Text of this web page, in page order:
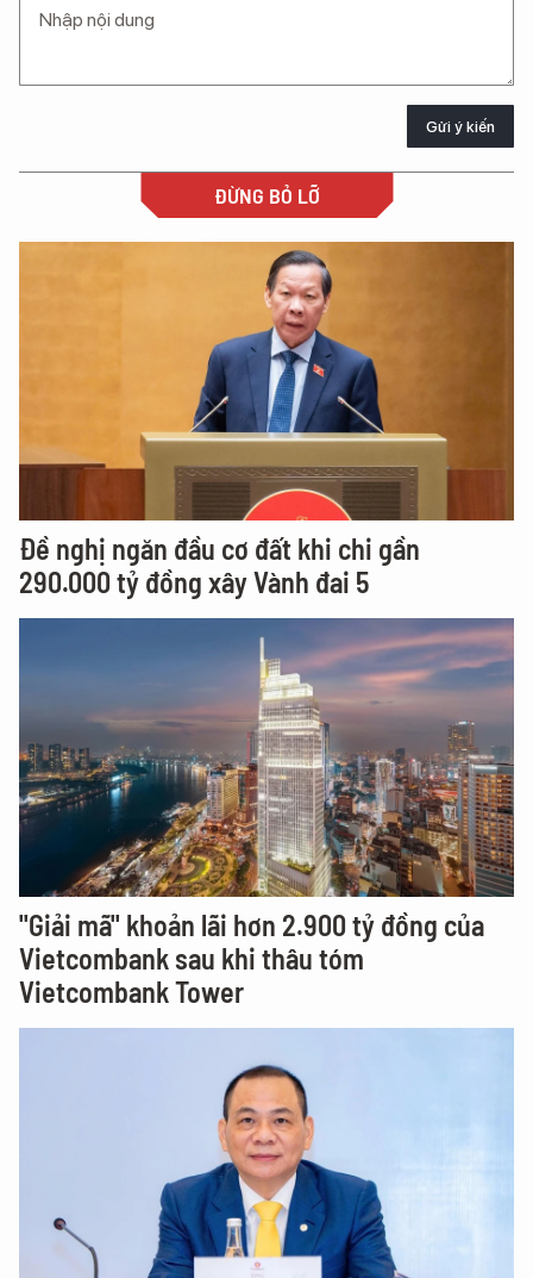
Gửi ý kiến
ĐỪNG BỎ LỠ
Đề nghị ngăn đầu cơ đất khi chi gần
290.000 tỷ đồng xây Vành đai 5
"Giải mã" khoản lãi hơn 2.900 tỷ đồng của
Vietcombank sau khi thâu tóm
Vietcombank Tower